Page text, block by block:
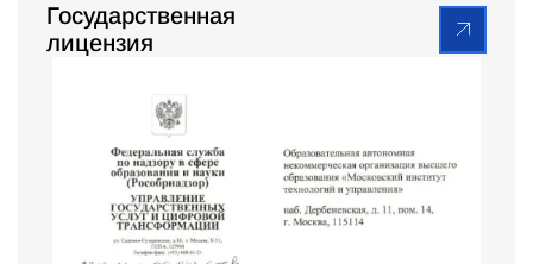
Государственная
лицензия